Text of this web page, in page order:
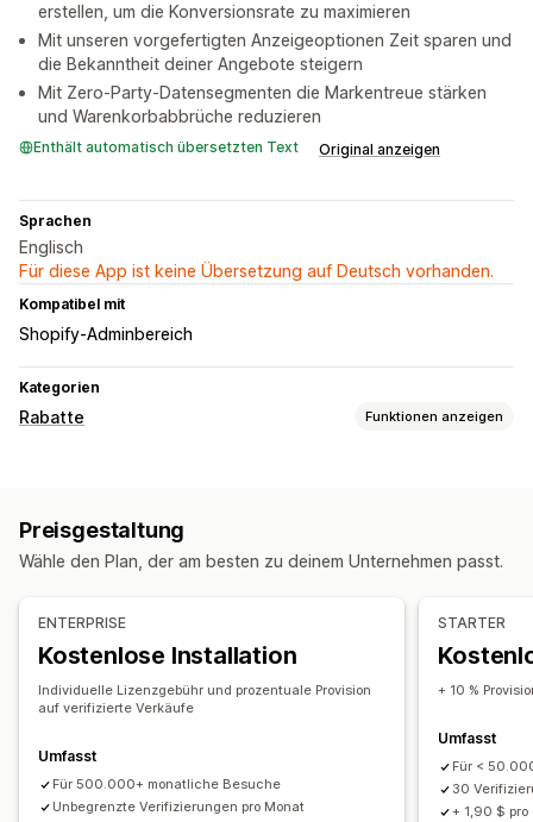
erstellen, um die Konversionsrate zu maximieren
Mit unseren vorgefertigten Anzeigeoptionen Zeit sparen und
die Bekanntheit deiner Angebote steigern
Mit Zero-Party-Datensegmenten die Markentreue stärken
und Warenkorbabbrüche reduzieren
Enthält automatisch übersetzten Text Original anzeigen
Sprachen
Englisch
Für diese App ist keine Übersetzung auf Deutsch vorhanden.
Kompatibel mit
Shopify-Adminbereich
Kategorien
Rabatte Funktionen anzeigen
Warenkorbrabatte Checkout-Rabatte
Zeitlich begrenzte Angebote Banner Individuelle Rabatte
Preisgestaltung
Wähle den Plan, der am besten zu deinem Unternehmen passt.
ENTERPRISE
Kostenlose Installation
Individuelle Lizenzgebühr und prozentuale Provision
auf verifizierte Verkäufe
Umfasst
Für 500.000+ monatliche Besuche
Unbegrenzte Verifizierungen pro Monat
STARTER
+ 10 %
Umfasst
Für <
30
+ 1,90 $